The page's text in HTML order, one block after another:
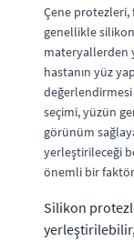
Çene
genellikle
materyallerden
hastanın yüz
seçimi, yüzün
görünüm
yerleştirileceği
önemli bir
Silikon